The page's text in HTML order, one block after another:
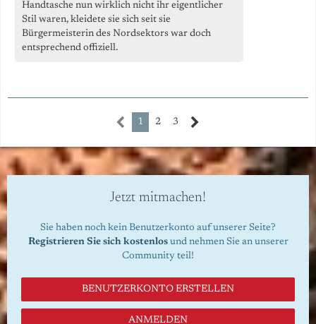
Handtasche nun wirklich nicht ihr eigentlicher
Stil waren, kleidete sie sich seit sie
Bürgermeisterin des Nordsektors war doch
entsprechend offiziell.
1 2 3
Jetzt mitmachen!
Sie haben noch kein Benutzerkonto auf unserer Seite?
Registrieren Sie sich kostenlosund nehmen Sie an unserer
Community teil!
BENUTZERKONTO ERSTELLEN
ANMELDEN